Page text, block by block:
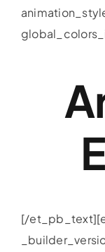
[/